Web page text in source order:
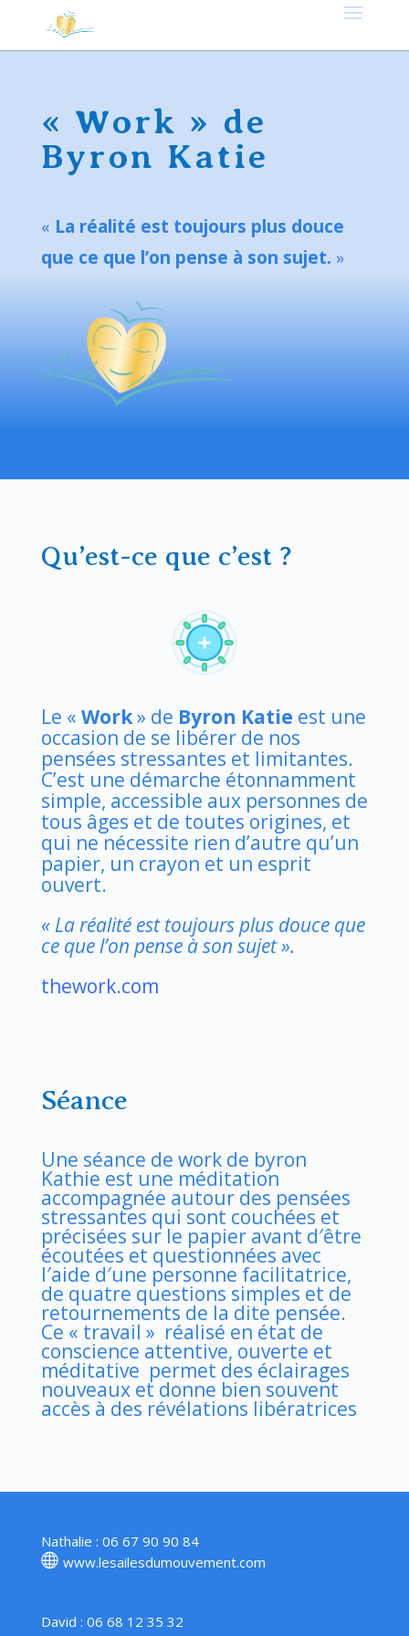
« Work » de
Byron Katie
« La réalité est toujours plus douce
que ce que l’on pense à son sujet. »
Qu’est-ce que c’est ?
Le « Work» de Byron Katie est une
occasion de se libérer de nos
pensées stressantes et limitantes.
C’est une démarche étonnamment
simple, accessible aux personnes de
tous âges et de toutes origines, et
qui ne nécessite rien d’autre qu’un
papier, un crayon et un esprit
ouvert.
« La réalité est toujours plus douce que
ce que l’on pense à son sujet ».
thework.com
Séance
Une séance de work de byron
Kathie est une méditation
accompagnée autour des pensées
stressantes qui sont couchées et
précisées sur le papier avant d′être
écoutées et questionnées avec
l′aide d′une personne facilitatrice,
de quatre questions simples et de
retournements de la dite pensée.
Ce « travail » réalisé en état de
conscience attentive, ouverte et
méditative permet des éclairages
nouveaux et donne bien souvent
accès à des révélations libératrices
Nathalie : 06 67 90 90 84
www.lesailesdumouvement.com
David : 06 68 12 35 32